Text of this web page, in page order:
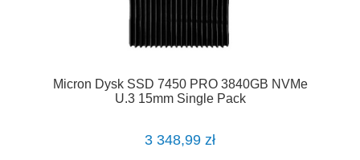
Micron Dysk SSD 7450 PRO 3840GB NVMe
U.3 15mm Single Pack
3 348,99 zł